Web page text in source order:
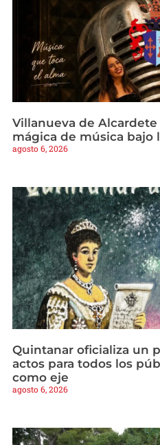
Villanueva de
mágica de música bajo
agosto 6, 2026
Quintanar oficializa un
actos para todos los
como eje
agosto 6, 2026